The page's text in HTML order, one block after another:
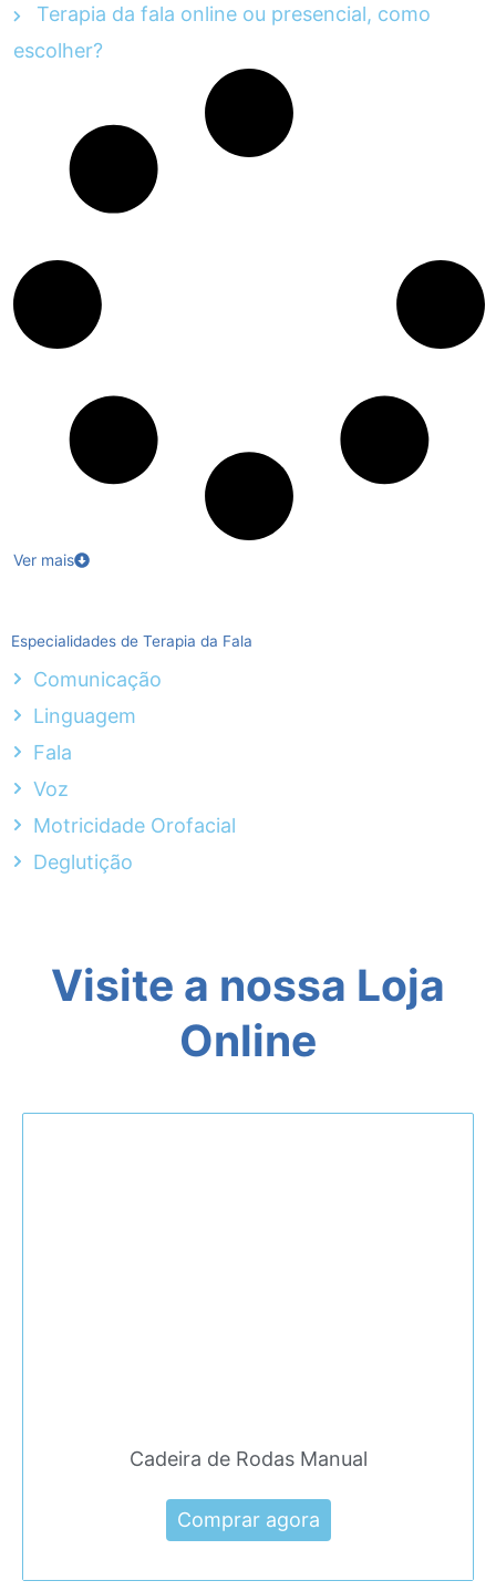
Terapia da fala online ou presencial, como
escolher?
Ver mais
Especialidades de Terapia da Fala
Comunicação
Linguagem
Fala
Voz
Motricidade Orofacial
Deglutição
Visite a nossa Loja
Online
Cadeira de Rodas Manual
Comprar agora